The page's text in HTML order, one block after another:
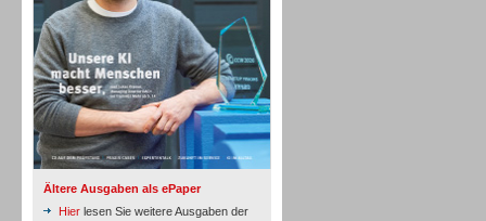
Ältere Ausgaben als ePaper
Hier lesen Sie weitere Ausgaben der